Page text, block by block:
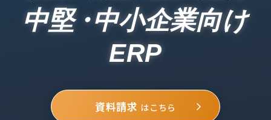
中堅・中小企業向け
ERP
資料請求 はこちら